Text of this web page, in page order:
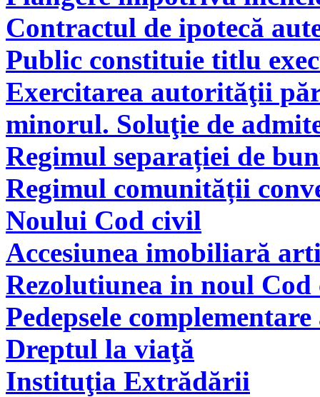
Contractul de ipotecă
Public constituie titlu
Exercitarea autorităţii
minorul. Soluţie de
Regimul separației de
Regimul comunității
Noului Cod civil
Accesiunea imobiliară
Rezolutiunea in noul
Pedepsele
Dreptul la viaţă
Instituţia Extrădării